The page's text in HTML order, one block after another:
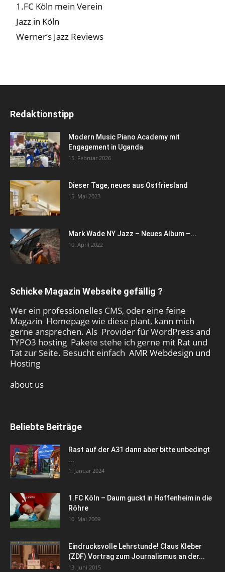
1.FC Köln mein Verein
Jazz in Köln
Werner’s Jazz Reviews
Redaktionstipp
Modern Music Piano Academy mit
Engagement in Uganda
15. Februar 2026
Dieser Tage, neues aus Ostfriesland
15. Mai 2023
Mark Wade NY Jazz – Neues Album –...
10. April 2022
Schicke Magazin Webseite gefällig ?
Wer ein professionelles CMS, oder eine feine
Magazin Homepage wie diese plant, kann mich
gerne ansprechen. Als Provider für WordPress and
TYPO3 hosting Pakete stehe ich gerne mit Rat und
Tat zur Seite. Besucht einfach AMR Webdesign und
Hosting
about us
Beliebte Beiträge
Rast auf der A31 dann aber bitte unbedingt
...
1. Januar 2024
1.FC Köln – Daum guckt in Hoffenheim in die
Röhre
10. Mai 2009
Eindrucksvolle Lehrstunde! Claus Kleber
(ZDF) Vortrag zum Journalismus an der...
13. Juni 2015